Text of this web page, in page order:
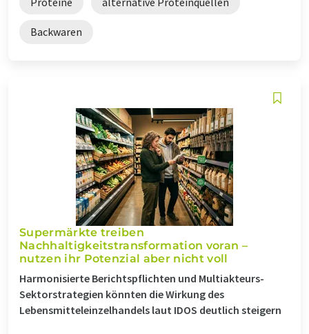
Backwaren
Supermärkte treiben
Nachhaltigkeitstransformation voran –
nutzen ihr Potenzial aber nicht voll
Harmonisierte Berichtspflichten und Multiakteurs-
Sektorstrategien könnten die Wirkung des
Lebensmitteleinzelhandels laut IDOS deutlich steigern